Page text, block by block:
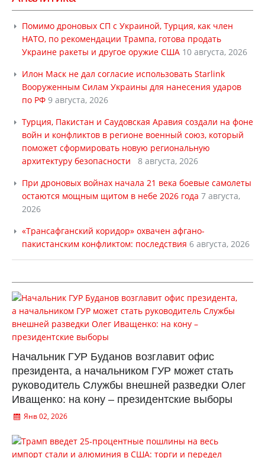
Помимо дроновых СП с Украиной, Турция, как член
НАТО, по рекомендации Трампа, готова продать
Украине ракеты и другое оружие США 10 августа, 2026
Илон Маск не дал согласие использовать Starlink
Вооруженным Силам Украины для нанесения ударов
по РФ 9 августа, 2026
Турция, Пакистан и Саудовская Аравия создали на фоне
войн и конфликтов в регионе военный союз, который
поможет сформировать новую региональную
архитектуру безопасности
8 августа, 2026
При дроновых войнах начала 21 века боевые самолеты
остаются мощным щитом в небе 2026 года 7 августа,
2026
«Трансафганский коридор» охвачен афгано-
пакистанским конфликтом: последствия 6 августа, 2026
Начальник ГУР Буданов возглавит офис
президента, а начальником ГУР может стать
руководитель Службы внешней разведки Олег
Иващенко: на кону – президентские выборы
Янв 02, 2026